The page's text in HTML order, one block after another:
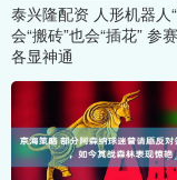
泰兴隆配资 人形机器人“
会“搬砖”也会“插花” 参
各显神通